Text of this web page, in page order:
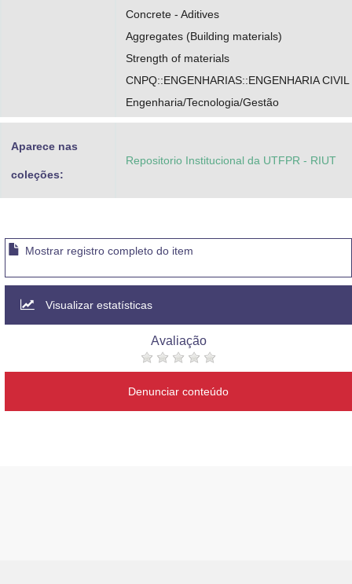
Concrete - Aditives
Aggregates (Building materials)
Strength of materials
CNPQ::ENGENHARIAS::ENGENHARIA CIVIL
Engenharia/Tecnologia/Gestão
Aparece nas
coleções:
Repositorio Institucional da UTFPR - RIUT
Mostrar registro completo do item
Visualizar estatísticas
Avaliação
Denunciar conteúdo